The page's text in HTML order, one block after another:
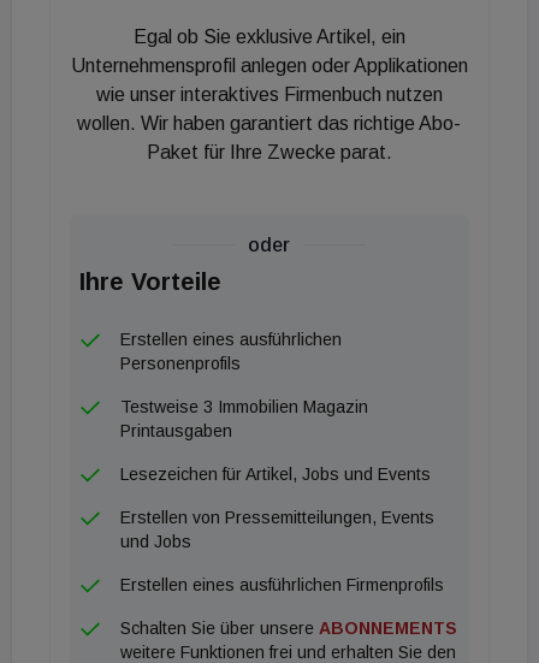
Makler sehr schwer werden, vor allem im künftig
schwierigeren Marktumfeld", ist Spiegelfeld
überzeugt.
Egal ob Sie exklusive Artikel, ein
Unternehmensprofil anlegen oder Applikationen
wie unser interaktives Firmenbuch nutzen
wollen. Wir haben garantiert das richtige Abo-
Paket für Ihre Zwecke parat.
oder
Ihre Vorteile
Erstellen eines ausführlichen
Personenprofils
Testweise 3 Immobilien Magazin
Printausgaben
Lesezeichen für Artikel, Jobs und Events
Erstellen von Pressemitteilungen, Events
und Jobs
Erstellen eines ausführlichen Firmenprofils
Schalten Sie über unsere ABONNEMENTS
weitere Funktionen frei und erhalten Sie den